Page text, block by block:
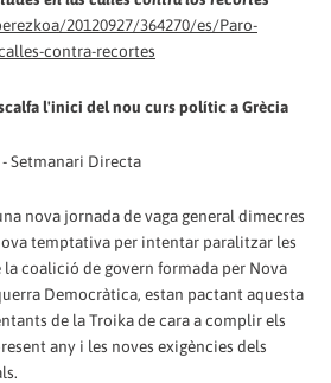
20120927/364270/es/Paro-
contra-recortes
l'inici del nou curs polític a Grècia
- Setmanari Directa
nova jornada de vaga general dimecres
temptativa per intentar paralitzar les
coalició de govern formada per Nova
Democràtica, estan pactant aquesta
de la Troika de cara a complir els
any i les noves exigències dels